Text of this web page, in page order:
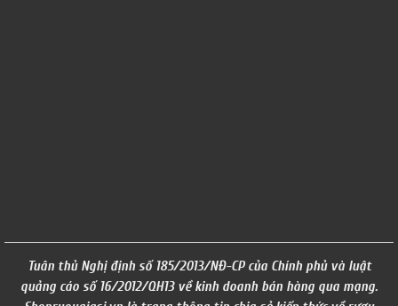
Tuân thủ Nghị định số 185/2013/NĐ-CP của Chính phủ và luật
quảng cáo số 16/2012/QH13 về kinh doanh bán hàng qua mạng.